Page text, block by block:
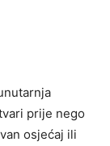
prije nego
osjećaj ili